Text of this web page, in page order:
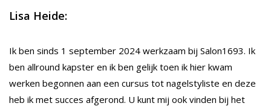
Lisa Heide:
Ik ben sinds 1 september 2024 werkzaam bij Salon1693. Ik
ben allround kapster en ik ben gelijk toen ik hier kwam
werken begonnen aan een cursus tot nagelstyliste en deze
heb ik met succes afgerond. U kunt mij ook vinden bij het